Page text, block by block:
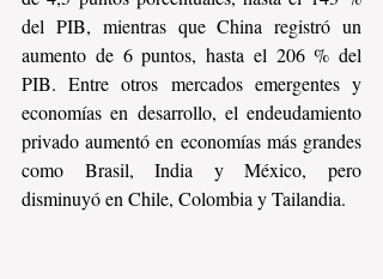
del PIB, mientras que China registró un
aumento de 6 puntos, hasta el 206 % del
PIB. Entre otros mercados emergentes y
economías en desarrollo, el endeudamiento
privado aumentó en economías más grandes
como Brasil, India y México, pero
disminuyó en Chile, Colombia y Tailandia.